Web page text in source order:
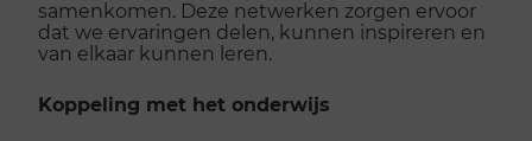
samenkomen. Deze netwerken zorgen ervoor
dat we ervaringen delen, kunnen inspireren en
van elkaar kunnen leren.
Koppeling met het onderwijs